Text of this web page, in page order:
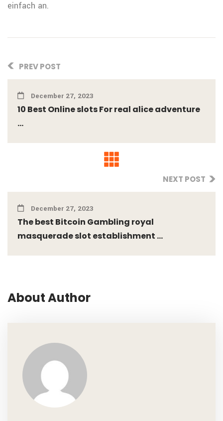
einfach an.
PREV POST
December 27, 2023
10 Best Online slots For real alice adventure
...
NEXT POST
December 27, 2023
The best Bitcoin Gambling royal
masquerade slot establishment ...
About Author